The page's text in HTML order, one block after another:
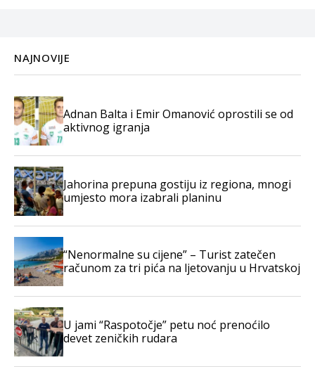
NAJNOVIJE
Adnan Balta i Emir Omanović oprostili se od
aktivnog igranja
Jahorina prepuna gostiju iz regiona, mnogi
umjesto mora izabrali planinu
“Nenormalne su cijene” – Turist zatečen
računom za tri pića na ljetovanju u Hrvatskoj
U jami “Raspotočje” petu noć prenoćilo
devet zeničkih rudara